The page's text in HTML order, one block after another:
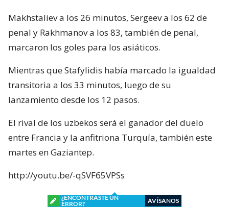
Makhstaliev a los 26 minutos, Sergeev a los 62 de
penal y Rakhmanov a los 83, también de penal,
marcaron los goles para los asiáticos.
Mientras que Stafylidis había marcado la igualdad
transitoria a los 33 minutos, luego de su
lanzamiento desde los 12 pasos.
El rival de los uzbekos será el ganador del duelo
entre Francia y la anfitriona Turquía, también este
martes en Gaziantep.
http://youtu.be/-qSVF65VPSs
¿ENCONTRASTE UN
ERROR?
AVÍSANOS